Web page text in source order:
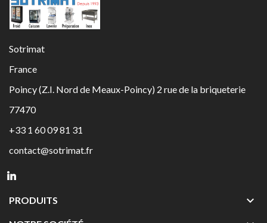
Sotrimat
France
Poincy (Z.I. Nord de Meaux-Poincy) 2 rue de la briqueterie
77470
+33 1 60 09 81 31
contact@sotrimat.fr
PRODUITS 